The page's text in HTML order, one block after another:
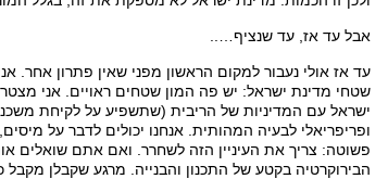
אבל עד אז, עד שנציף…..
עד אז אולי נעבור למקום הראשון מפני שאין פתרון אחר.
שטחי מדינת ישראל: יש פה המון שטחים ראויים. אני
ישראל עם המדיניות של הריבית (שתשפיע על לקיחת
ופריפריאלי לבעיה המהותית. אנחנו יכולים לדבר על
פשוטה: צריך את העיניין הזה לשחרר. ואם אתם שואלים
הבירוקרטיה בקטע של התכנון והבנייה. מרגע שקבלן